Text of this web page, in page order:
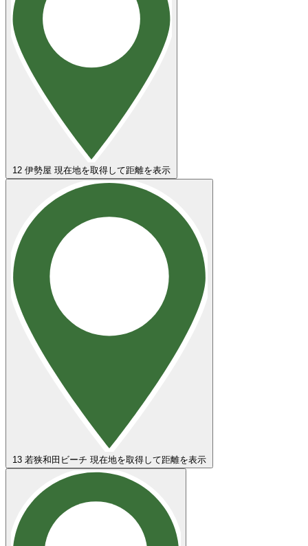
12 伊勢屋 現在地を取得して距離を表示
13 若狭和田ビーチ 現在地を取得して距離を表示